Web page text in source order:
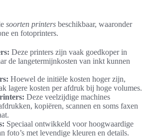
soorten printers beschikbaar, waaronder
en fotoprinters.
Deze printers zijn vaak goedkoper in
de langetermijnkosten van inkt kunnen
Hoewel de initiële kosten hoger zijn,
lagere kosten per afdruk bij hoge volumes.
Deze veelzijdige machines
kopiëren, scannen en soms faxen
Speciaal ontwikkeld voor hoogwaardige
foto’s met levendige kleuren en details.